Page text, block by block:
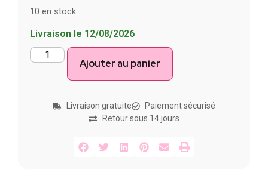
10 en stock
Livraison le 12/08/2026
Ajouter au panier
Livraison gratuite
Paiement sécurisé
Retour sous 14 jours